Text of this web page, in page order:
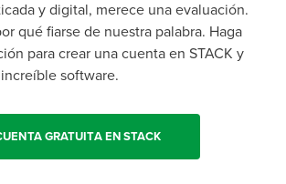
y digital, merece una evaluación.
qué fiarse de nuestra palabra. Haga
para crear una cuenta en STACK y
software.
GRATUITA EN STACK